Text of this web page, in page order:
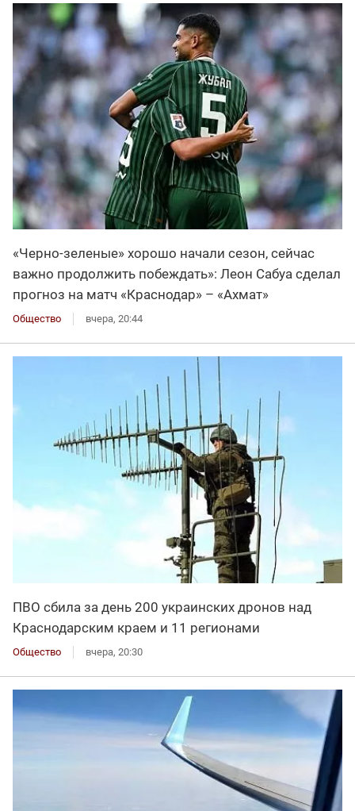
«Черно-зеленые» хорошо начали сезон, сейчас
важно продолжить побеждать»: Леон Сабуа сделал
прогноз на матч «Краснодар» – «Ахмат»
Общество вчера, 20:44
ПВО сбила за день 200 украинских дронов над
Краснодарским краем и 11 регионами
Общество вчера, 20:30